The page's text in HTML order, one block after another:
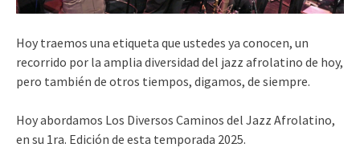
Hoy traemos una etiqueta que ustedes ya conocen, un
recorrido por la amplia diversidad del jazz afrolatino de hoy,
pero también de otros tiempos, digamos, de siempre.
Hoy abordamos Los Diversos Caminos del Jazz Afrolatino,
en su 1ra. Edición de esta temporada 2025.